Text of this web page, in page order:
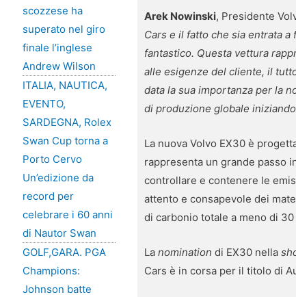
scozzese ha
superato nel giro
finale l’inglese
Andrew Wilson
ITALIA, NAUTICA,
EVENTO,
SARDEGNA, Rolex
Swan Cup torna a
Porto Cervo
Un’edizione da
record per
celebrare i 60 anni
di Nautor Swan
GOLF,GARA. PGA
Champions:
Johnson batte
Arek Nowinski, Presidente
Cars e il fatto che sia entrata
fantastico. Questa vettura
alle esigenze del cliente, il
data la sua importanza per la
di produzione globale
La nuova Volvo EX30 è
rappresenta un grande passo
controllare e contenere le
attento e consapevole dei
di carbonio totale a meno di
Lanomination di EX30 nella
Cars è in corsa per il titolo di